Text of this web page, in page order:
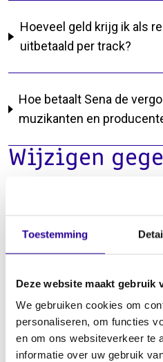
Toestemming
Deze website maakt gebruik
We gebruiken cookies om
personaliseren, om functies
en om ons websiteverkeer te
informatie over uw gebruik
Hoeveel geld krijg ik als
uitbetaald per track?
Hoe betaalt Sena de
muzikanten en
Wijzigen
Hoe verander ik